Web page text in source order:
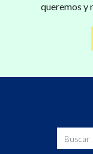
queremos y